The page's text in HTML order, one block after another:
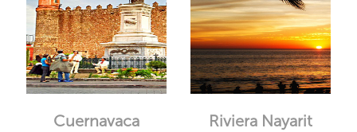
Cuernavaca Riviera Nayarit